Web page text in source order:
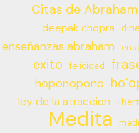
Citas de
deepak chopra
enseñanzas abraham
exito felicidad
hoponopono
ley de la atraccion
Medita